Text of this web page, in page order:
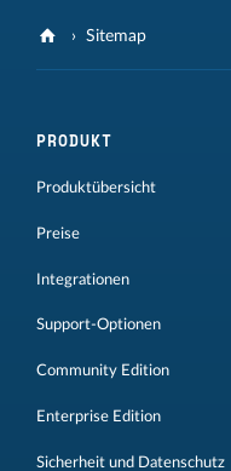
Sitemap
PRODUKT
Produktübersicht
Preise
Integrationen
Support-Optionen
Community Edition
Enterprise Edition
Sicherheit und Datenschutz